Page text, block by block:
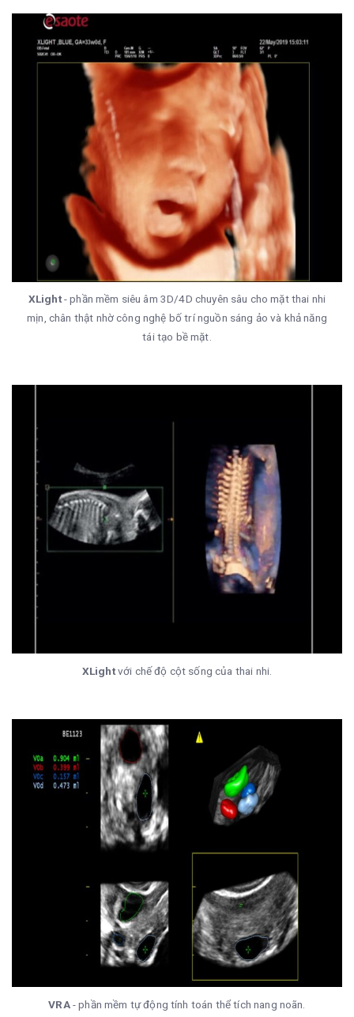
XLight- phần mềm siêu âm 3D/4D chuyên sâu cho mặt thai nhi
mịn, chân thật nhờ công nghệ bố trí nguồn sáng ảo và khả năng
tái tạo bề mặt.
XLightvới chế độ cột sống của thai nhi.
VRA- phần mềm tự động tính toán thể tích nang noãn.